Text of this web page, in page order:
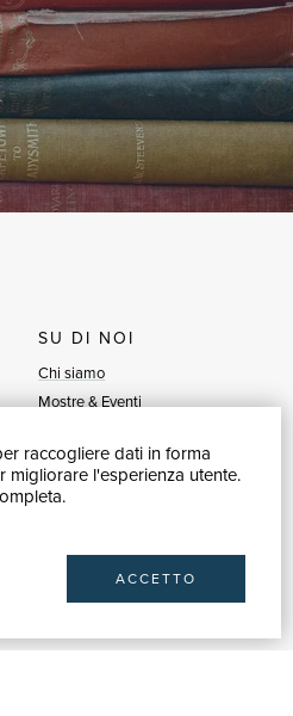
raccogliere dati in forma
l'esperienza utente.
ACCETTO
SU DI NOI
Chi siamo
Mostre & Eventi
Blog
Vendi con noi